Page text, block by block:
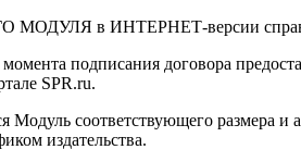
в ИНТЕРНЕТ-версии
подписания договора
SPR.ru.
соответствующего размера
издательства.